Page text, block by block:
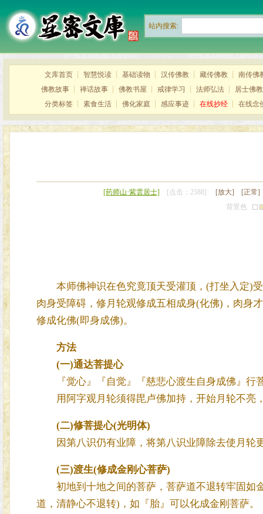
站内搜索:
文库首页 ┊ 智慧悦读 ┊ 基础读物 ┊ 汉传佛教 ┊ 藏传佛教 ┊ 南传佛
佛教故事 ┊ 禅话故事 ┊ 佛教书屋 ┊ 戒律学习 ┊ 法师弘法 ┊ 居士佛教
分类标签 ┊ 素食生活 ┊ 佛化家庭 ┊ 感应事迹 ┊ 在线抄经 ┊ 在线念
[药师山·紫雲居士] [点击：2588] [放大]
[正常]
背景色
本师佛神识在色究竟顶天受灌顶，(打坐入定)受
肉身受障碍，修月轮观修成五相成身(化佛)，肉身
修成化佛(即身成佛)。
方法
(一)通达菩提心
『觉心』『自觉』『慈悲心渡生自身成佛』行
用阿字观月轮须得毘卢佛加持，开始月轮不亮
(二)修菩提心(光明体)
因第八识仍有业障，将第八识业障除去使月轮
(三)渡生(修成金刚心菩萨)
初地到十地之间的菩萨，菩萨道不退转牢固如
道，清静心不退转)，如『胎』可以化成金刚菩萨。